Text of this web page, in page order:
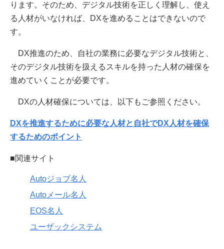
ります。そのため、デジタル技術を正しく理解し、使え
る人材がいなければ、DXを進めることはできないので
す。
DX推進のため、自社の業務に必要なデジタル技術と、
そのデジタル技術を扱えるスキルを持った人材の確保を
進めていくことが必要です。
DXの人材確保については、以下もご参照ください。
DXを推進するために必要な人材と自社でDX人材を確保
するためのポイント
■関連サイト
Autoジョブ名人
Autoメール名人
EOS名人
ユーザックシステム